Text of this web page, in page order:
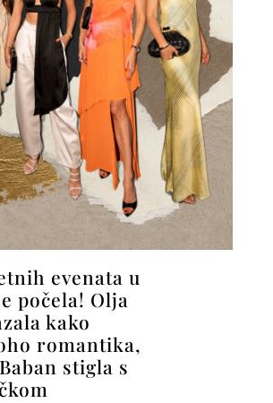
evenata u
počela! Olja
kako
romantika,
stigla s